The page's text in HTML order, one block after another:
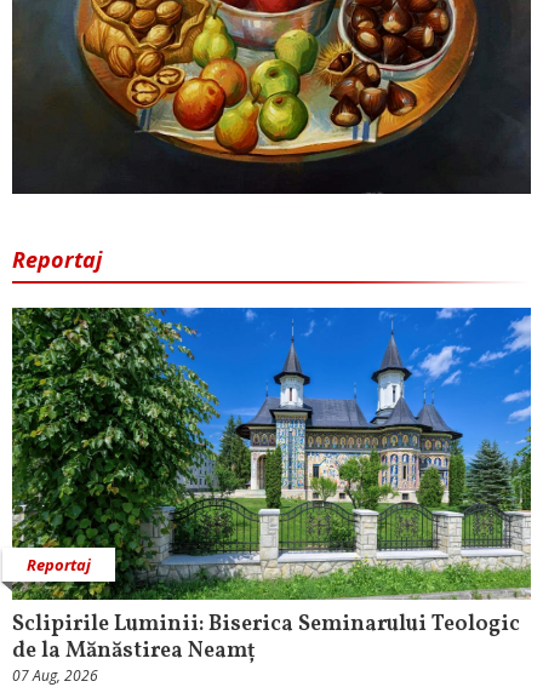
Reportaj
Reportaj
Sclipirile Luminii: Biserica Seminarului Teologic
de la Mănăstirea Neamț
07 Aug, 2026